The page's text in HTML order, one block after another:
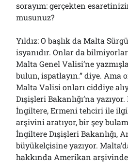
sorayım: gerçekten
musunuz?
Yıldız: O başlık da Malta
isyanıdır. Onlar da
Malta Genel Valisi’ne
bulun, ispatlayın.” diye. Ama
Malta Valisi onları ciddiye
Dışişleri Bakanlığı’na
İngiltere, Ermeni tehciri ile
arşivini aratıyor, bir şey
İngiltere Dışişleri Bakanlığı,
büyükelçisine yazıyor.
hakkında Amerikan